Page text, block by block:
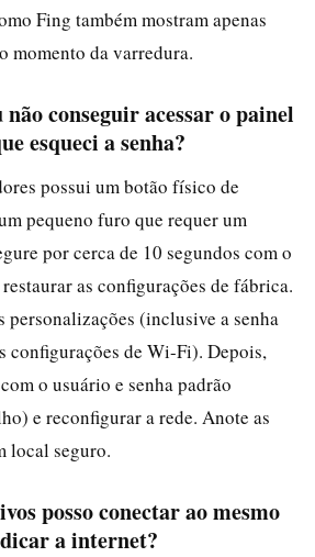
Fing também mostram apenas
momento da varredura.
conseguir acessar o painel
esqueci a senha?
possui um botão físico de
pequeno furo que requer um
por cerca de 10 segundos com o
as configurações de fábrica.
personalizações (inclusive a senha
configurações de Wi-Fi). Depois,
o usuário e senha padrão
e reconfigurar a rede. Anote as
local seguro.
posso conectar ao mesmo
a internet?